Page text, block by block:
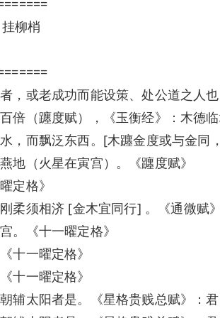
柳梢
，或老成功而能设策、处公道之人也
倍（躔度赋），《玉衡经》：木德
，而飘泛东西。[木躔金度或与金同
地（火星在寅宫）。《躔度赋》
定格》
柔须相济 [金木宜同行] 。《通微赋》
。《十一曜定格》
十一曜定格》
十一曜定格》
辅太阳者是。《星格贵贱总赋》：